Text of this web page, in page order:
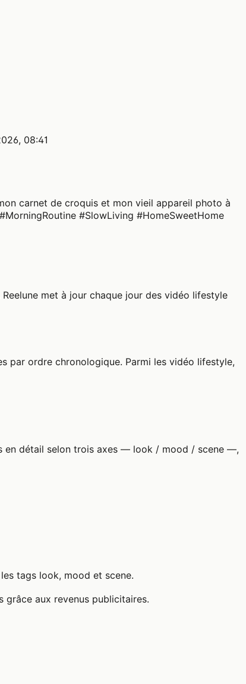
08:41
carnet de croquis et mon vieil appareil photo à
#SlowLiving #HomeSweetHome
met à jour chaque jour des vidéo lifestyle
par ordre chronologique. Parmi les vidéo lifestyle,
en détail selon trois axes — look / mood / scene —,
tags look, mood et scene.
grâce aux revenus publicitaires.